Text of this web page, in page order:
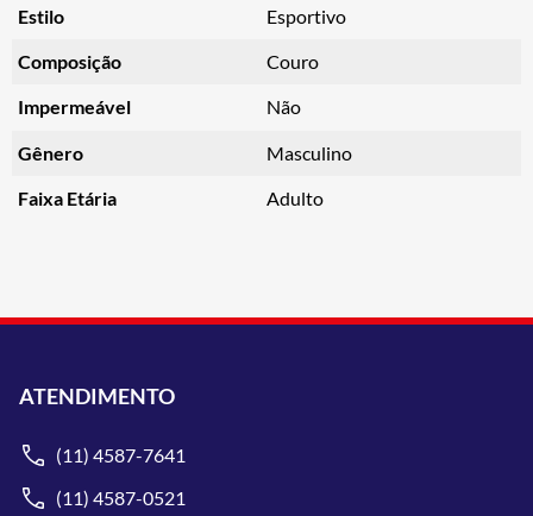
Estilo Esportivo
Composição Couro
Impermeável Não
Gênero Masculino
Faixa Etária Adulto
ATENDIMENTO
(11) 4587-7641
(11) 4587-0521